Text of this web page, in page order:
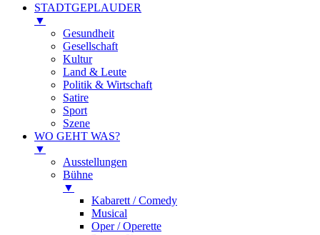
STADTGEPLAUDER
▼
Gesundheit
Gesellschaft
Kultur
Land & Leute
Politik & Wirtschaft
Satire
Sport
Szene
WO GEHT WAS?
▼
Ausstellungen
Bühne
▼
Kabarett / Comedy
Musical
Oper / Operette